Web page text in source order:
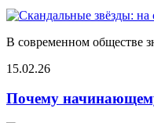
В современном обществе
15.02.26
Почему